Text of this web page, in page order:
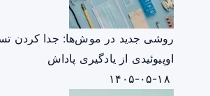
روشی جدید در موش‌ها: جدا کردن
اوپیوئیدی از یادگیری پاداش